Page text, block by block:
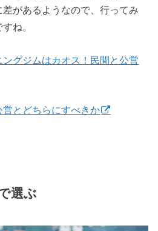
があるようなので、行ってみ
ね。
グジムはカオス！民間と公営
とどちらにすべきか
選ぶ